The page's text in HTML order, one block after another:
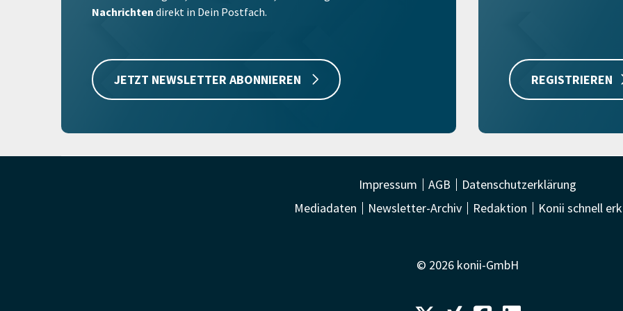
Nachrichten direkt in Dein Postfach.
JETZT NEWSLETTER ABONNIEREN REGISTRIEREN
Impressum AGB
Datenschutzerklärung
Mediadaten
Newsletter-Archiv Redaktion Konii schnell
© 2026 konii-GmbH